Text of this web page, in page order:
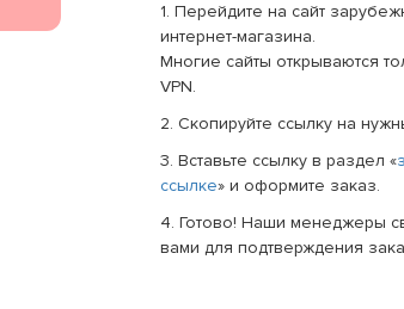
1. Перейдите на сайт
интернет-магазина.
Многие сайты открываются
VPN.
2. Скопируйте ссылку на
3. Вставьте ссылку в раздел «
ссылке» и оформите заказ.
4. Готово! Наши менеджеры
вами для подтверждения